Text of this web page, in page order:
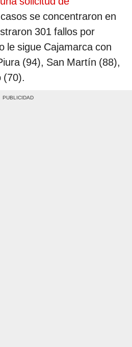
se concentraron en
301 fallos por
le sigue Cajamarca con
(94), San Martín (88),
(70).